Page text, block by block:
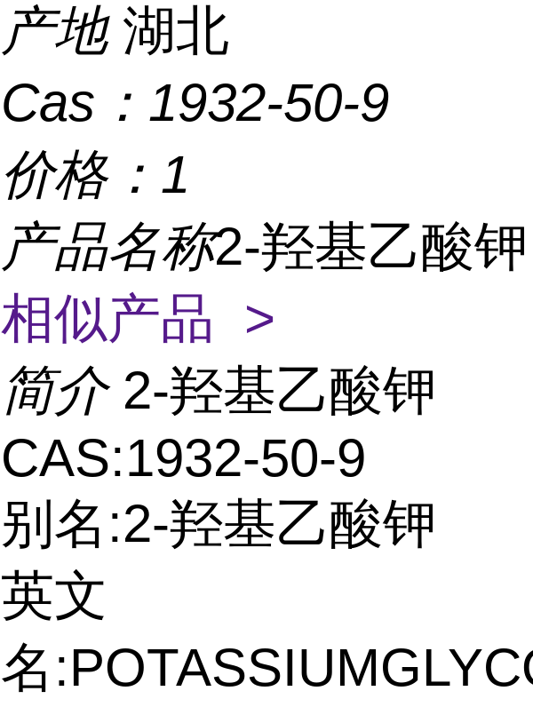
产地 湖北
Cas： 1932-50-9
价格： 1
产品名称2-羟基乙酸
相似产品 >
简介 2-羟基乙酸钾
CAS:1932-50-9
别名:2-羟基乙酸钾
英文
名